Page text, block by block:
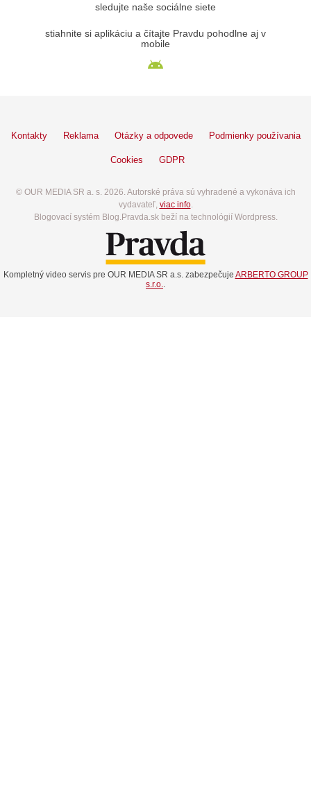
sledujte naše sociálne siete
stiahnite si aplikáciu a čítajte Pravdu pohodlne aj v
mobile
Kontakty Reklama Otázky a odpovede Podmienky používania
Cookies GDPR
© OUR MEDIA SR a. s. 2026. Autorské práva sú vyhradené a vykonáva ich
vydavateľ, viac info.
Blogovací systém Blog.Pravda.sk beží na technológií Wordpress.
Kompletný video servis pre OUR MEDIA SR a.s. zabezpečuje ARBERTO GROUP
s.r.o..